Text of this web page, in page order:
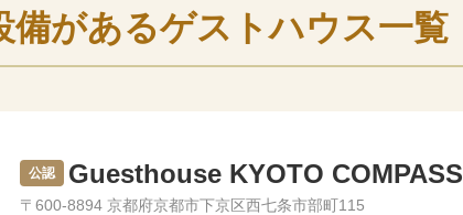
があるゲストハウス一覧
公認 Guesthouse KYOTO COMPASS
〒600-8894 京都府京都市下京区西七条市部町115